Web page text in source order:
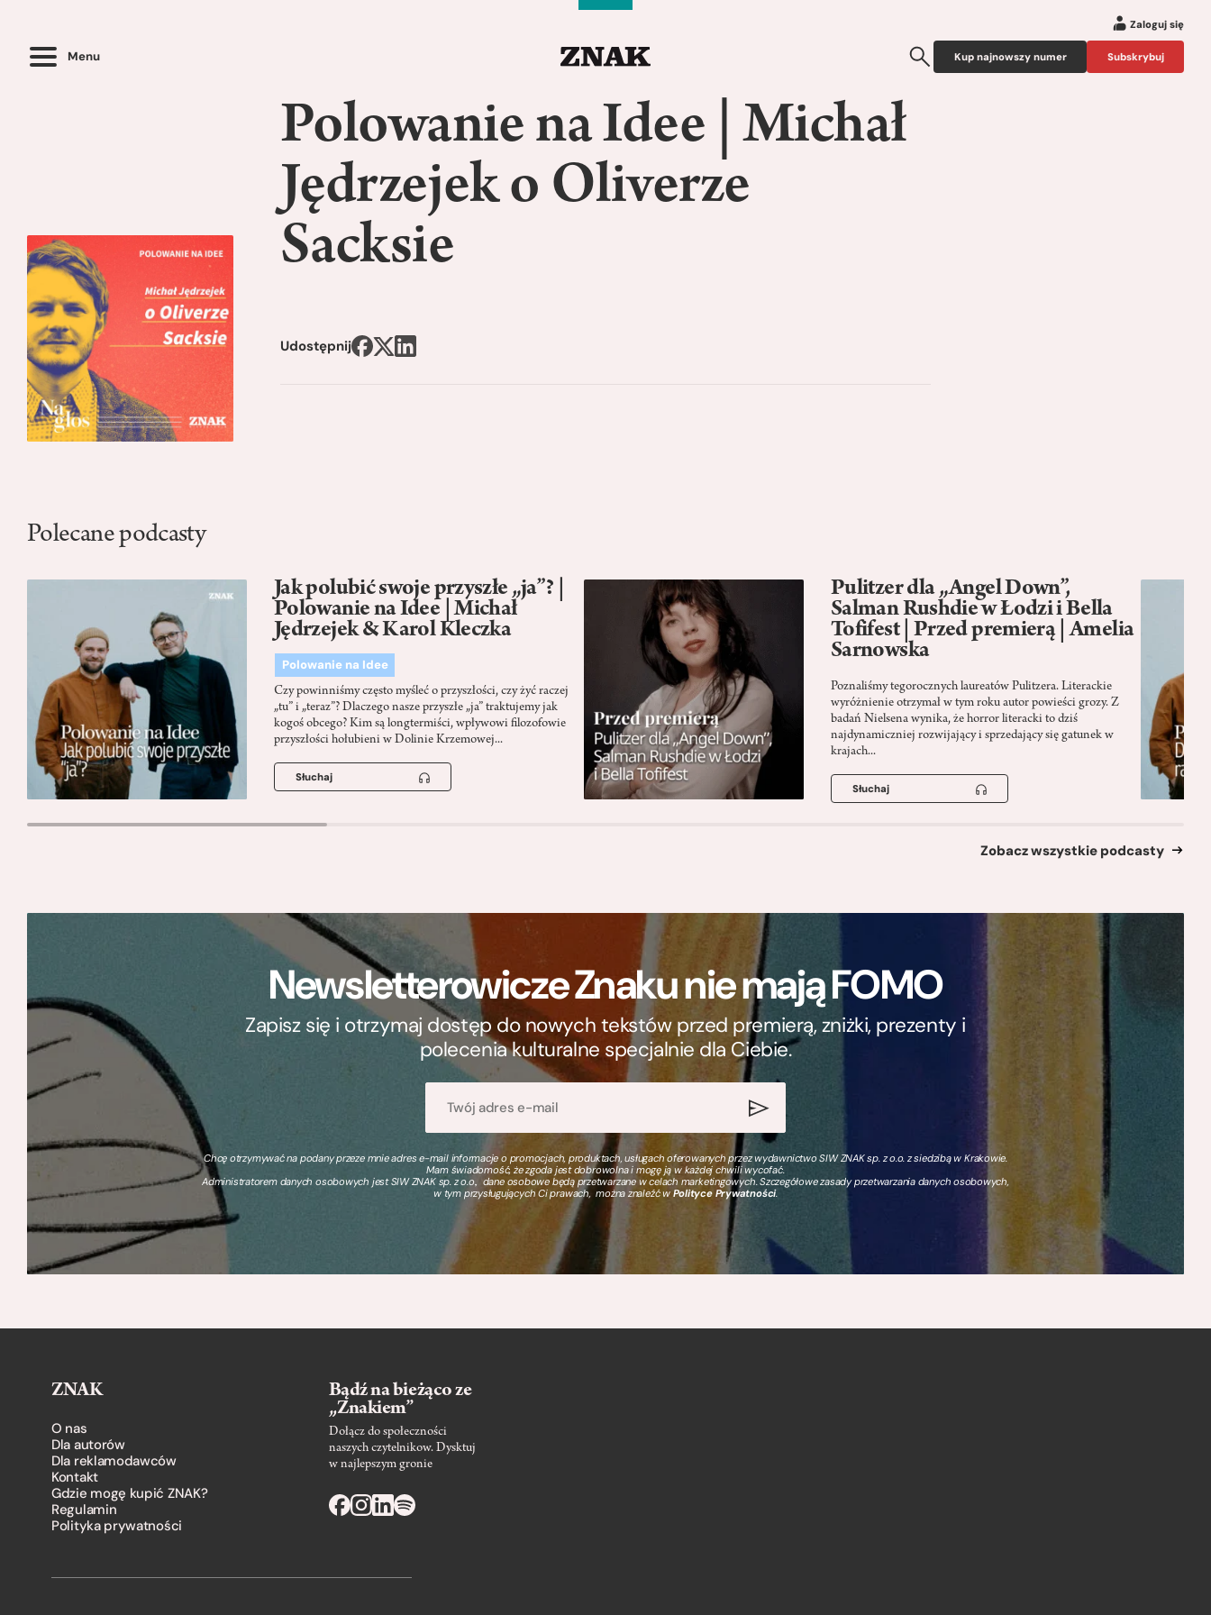
Menu
Zaloguj się
Kup najnowszy numer Subskrybuj
Polowanie na Idee | Michał
Jędrzejek o Oliverze
Sacksie
Udostępnij
Polecane podcasty
Jak polubić swoje przyszłe „ja”? |
Polowanie na Idee | Michał
Jędrzejek & Karol Kleczka
Polowanie na Idee
Czy powinniśmy często myśleć o przyszłości, czy żyć raczej
„tu” i „teraz”? Dlaczego nasze przyszłe „ja” traktujemy jak
kogoś obcego? Kim są longtermiści, wpływowi filozofowie
przyszłości hołubieni w Dolinie Krzemowej...
Słuchaj
Pulitzer dla „Angel Down”,
Salman Rushdie w Łodzi i Bella
Tofifest | Przed premierą | Amelia
Sarnowska
Poznaliśmy tegorocznych laureatów Pulitzera. Literackie
wyróżnienie otrzymał w tym roku autor powieści grozy. Z
badań Nielsena wynika, że horror literacki to dziś
najdynamiczniej rozwijający i sprzedający się gatunek w
krajach...
Słuchaj
Zobacz wszystkie podcasty
Newsletterowicze Znaku nie mają FOMO
Zapisz się i otrzymaj dostęp do nowych tekstów przed premierą, zniżki, prezenty i
polecenia kulturalne specjalnie dla Ciebie.
Chcę otrzymywać na podany przeze mnie adres e-mail informacje o promocjach, produktach, usługach oferowanych przez wydawnictwo SIW ZNAK sp. z o.o. z siedzibą w Krakowie.
Mam świadomość, że zgoda jest dobrowolna i mogę ją w każdej chwili wycofać.
Administratorem danych osobowych jest SIW ZNAK sp. z o.o., dane osobowe będą przetwarzane w celach marketingowych. Szczegółowe zasady przetwarzania danych osobowych,
w tym przysługujących Ci prawach, można znaleźć wPolityce Prywatności.
ZNAK
O nas
Dla autorów
Dla reklamodawców
Kontakt
Gdzie mogę kupić ZNAK?
Regulamin
Polityka prywatności
Bądź na bieżąco ze
„Znakiem”
Dołącz do społeczności
naszych czytelnikow. Dysktuj
w najlepszym gronie